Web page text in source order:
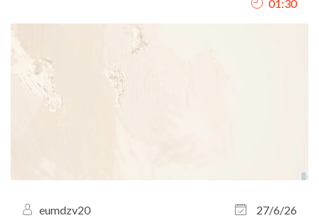
01:30
eumdzv20
27/6/26